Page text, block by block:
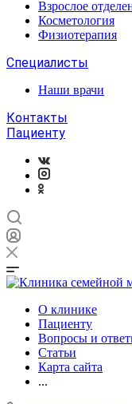
Взрослое
Косметология
Физиотерапия
Специалисты
Наши врачи
Контакты
Пациенту
О клинике
Пациенту
Вопросы и
Статьи
Карта сайта
...